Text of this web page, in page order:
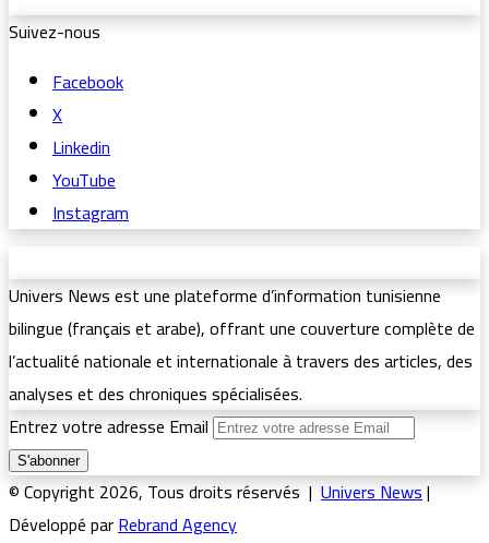
Suivez-nous
Facebook
X
Linkedin
YouTube
Instagram
Univers News est une plateforme d’information tunisienne
bilingue (français et arabe), offrant une couverture complète de
l’actualité nationale et internationale à travers des articles, des
analyses et des chroniques spécialisées.
Entrez votre adresse Email
© Copyright 2026, Tous droits réservés |Univers News|
Développé parRebrand Agency